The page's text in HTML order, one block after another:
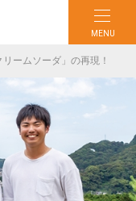
MENU
ームソーダ」の再現！